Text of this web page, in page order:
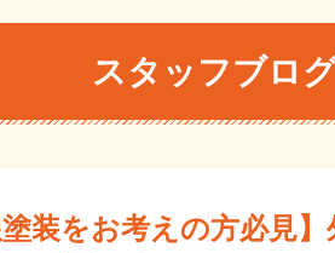
スタッフブロ
塗装をお考えの方必見